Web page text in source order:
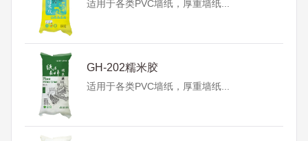
适用于各类PVC墙纸，厚重墙纸...
GH-202糯米胶
适用于各类PVC墙纸，厚重墙纸...